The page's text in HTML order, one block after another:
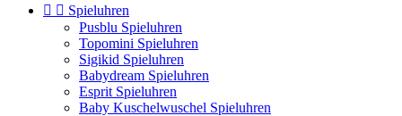
  Spieluhren
Pusblu Spieluhren
Topomini Spieluhren
Sigikid Spieluhren
Babydream Spieluhren
Esprit Spieluhren
Baby Kuschelwuschel Spieluhren